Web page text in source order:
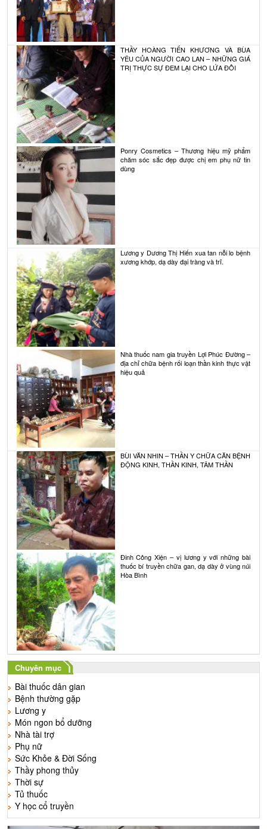
THẦY HOÀNG TIẾN KHƯƠNG VÀ BÙA
YÊU CỦA NGƯỜI CAO LAN – NHỮNG GIÁ
TRỊ THỰC SỰ ĐEM LẠI CHO LỨA ĐÔI
Ponry Cosmetics – Thương hiệu mỹ phẩm
chăm sóc sắc đẹp được chị em phụ nữ tin
dùng
Lương y Dương Thị Hiến xua tan nỗi lo bệnh
xương khớp, dạ dày đại tràng và trĩ.
Nhà thuốc nam gia truyền Lợi Phúc Đường –
địa chỉ chữa bệnh rối loạn thần kinh thực vật
hiệu quả
BÙI VĂN NHIN – THẦN Y CHỮA CĂN BỆNH
ĐỘNG KINH, THẦN KINH, TÂM THẦN
Đinh Công Xiện – vị lương y với những bài
thuốc bí truyền chữa gan, dạ dày ở vùng núi
Hòa Bình
Chuyên mục
Bài thuốc dân gian
Bệnh thường gặp
Lương y
Món ngon bổ dưỡng
Nhà tài trợ
Phụ nữ
Sức Khỏe & Đời Sống
Thầy phong thủy
Thời sự
Tủ thuốc
Y học cổ truyền